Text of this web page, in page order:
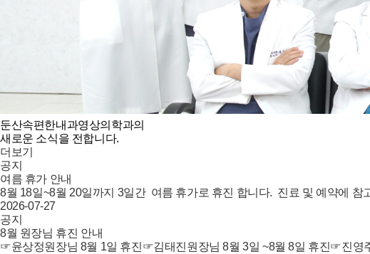
둔산속편한내과영상의학과의
새로운 소식을 전합니다.
더보기
공지
여름 휴가 안내
8월 18일~8월 20일까지 3일간 여름 휴가로 휴진 합니다. 진료 및 예약에 참
2026-07-27
공지
8월 원장님 휴진 안내
☞윤상정원장님 8월 1일 휴진☞김태진원장님 8월 3일 ~8월 8일 휴진☞진